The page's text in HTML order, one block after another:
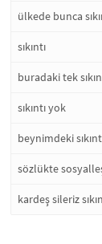
ülkede bunca
sıkıntı
buradaki tek
sıkıntı yok
beynimdeki
sözlükte
kardeş sileriz